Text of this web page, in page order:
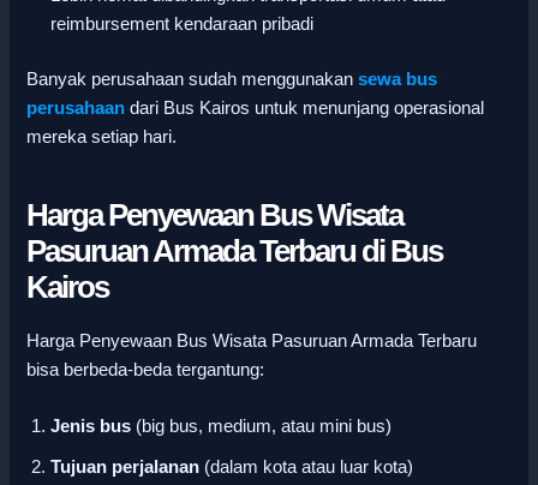
reimbursement kendaraan pribadi
Banyak perusahaan sudah menggunakan sewa bus
perusahaan dari Bus Kairos untuk menunjang operasional
mereka setiap hari.
Harga Penyewaan Bus Wisata
Pasuruan Armada Terbaru di Bus
Kairos
Harga Penyewaan Bus Wisata Pasuruan Armada Terbaru
bisa berbeda-beda tergantung:
Jenis bus (big bus, medium, atau mini bus)
Tujuan perjalanan (dalam kota atau luar kota)